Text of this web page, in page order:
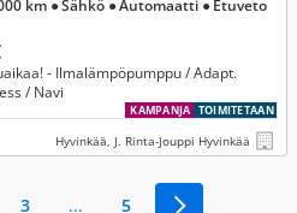
km ● Sähkö ● Automaatti ● Etuveto
- Ilmalämpöpumppu / Adapt.
/ Navi
TOIMITETAAN
KAMPANJA
Hyvinkää, J. Rinta-Jouppi Hyvinkää
3 ... 5